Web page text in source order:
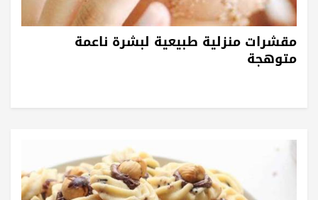
مقشرات منزلية طبيعية لبشرة ناعمة
متوهجة